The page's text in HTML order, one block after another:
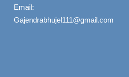
Email:
Gajendrabhujel111@gmail.com